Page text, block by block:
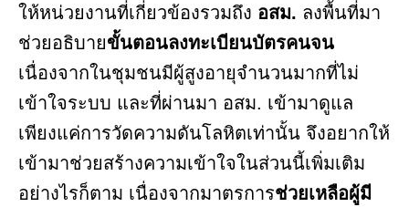
ให้หน่วยงานที่เกี่ยวข้องรวมถึง อสม. ลงพื้นที่มา
ช่วยอธิบายขั้นตอนลงทะเบียนบัตรคนจน
เนื่องจากในชุมชนมีผู้สูงอายุจำนวนมากที่ไม่
เข้าใจระบบ และที่ผ่านมา อสม. เข้ามาดูแล
เพียงแค่การวัดความดันโลหิตเท่านั้น จึงอยากให้
เข้ามาช่วยสร้างความเข้าใจในส่วนนี้เพิ่มเติม
อย่างไรก็ตาม เนื่องจากมาตรการช่วยเหลือผู้มี